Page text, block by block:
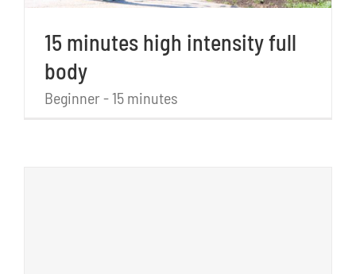
15 minutes high intensity full
body
Beginner - 15 minutes